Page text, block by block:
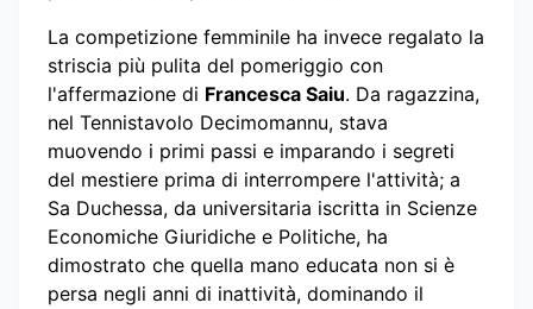
La competizione femminile ha invece regalato la
striscia più pulita del pomeriggio con
l'affermazione di Francesca Saiu. Da ragazzina,
nel Tennistavolo Decimomannu, stava
muovendo i primi passi e imparando i segreti
del mestiere prima di interrompere l'attività; a
Sa Duchessa, da universitaria iscritta in Scienze
Economiche Giuridiche e Politiche, ha
dimostrato che quella mano educata non si è
persa negli anni di inattività, dominando il